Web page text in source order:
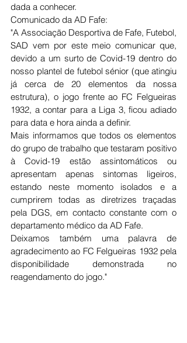
dada a conhecer.
Comunicado da AD Fafe:
"A Associação Desportiva de Fafe, Futebol,
SAD vem por este meio comunicar que,
devido a um surto de Covid-19 dentro do
nosso plantel de futebol sénior (que atingiu
já cerca de 20 elementos da nossa
estrutura), o jogo frente ao FC Felgueiras
1932, a contar para a Liga 3, ficou adiado
para data e hora ainda a definir.
Mais informamos que todos os elementos
do grupo de trabalho que testaram positivo
à Covid-19 estão assintomáticos ou
apresentam apenas sintomas ligeiros,
estando neste momento isolados e a
cumprirem todas as diretrizes traçadas
pela DGS, em contacto constante com o
departamento médico da AD Fafe.
Deixamos também uma palavra de
agradecimento ao FC Felgueiras 1932 pela
disponibilidade demonstrada no
reagendamento do jogo."